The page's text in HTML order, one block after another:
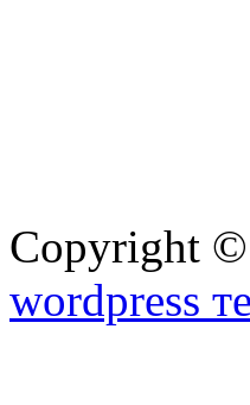
Copyright ©
wordpress